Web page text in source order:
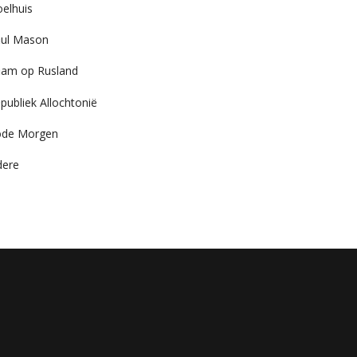
Mason
op Rusland
Allochtonië
Morgen